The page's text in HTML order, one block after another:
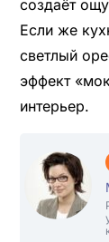
создаёт
Если же
светлый
эффект
интерьер.